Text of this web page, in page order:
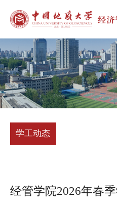
学工动态
经管学院2026年春